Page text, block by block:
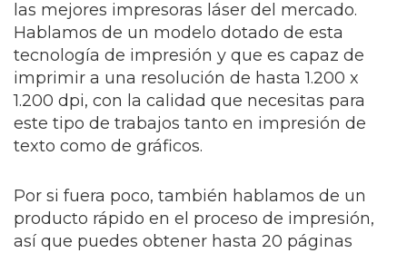
las mejores impresoras láser del mercado.
Hablamos de un modelo dotado de esta
tecnología de impresión y que es capaz de
imprimir a una resolución de hasta 1.200 x
1.200 dpi, con la calidad que necesitas para
este tipo de trabajos tanto en impresión de
texto como de gráficos.
Por si fuera poco, también hablamos de un
producto rápido en el proceso de impresión,
así que puedes obtener hasta 20 páginas